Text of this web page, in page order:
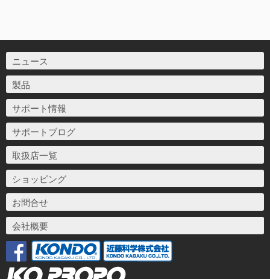
ニュース
製品
サポート情報
サポートブログ
取扱店一覧
ショッピング
お問合せ
会社概要